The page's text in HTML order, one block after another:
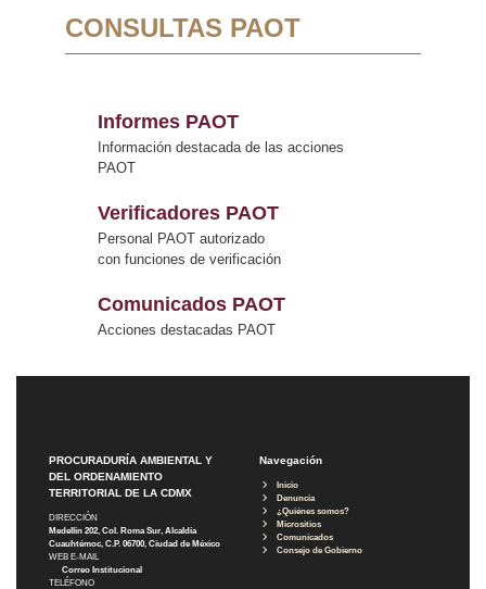
CONSULTAS PAOT
Informes PAOT
Información destacada de las acciones
PAOT
Verificadores PAOT
Personal PAOT autorizado
con funciones de verificación
Comunicados PAOT
Acciones destacadas PAOT
PROCURADURÍA AMBIENTAL Y
DEL ORDENAMIENTO
TERRITORIAL DE LA CDMX
DIRECCIÓN
Medellín 202, Col. Roma Sur, Alcaldía
Cuauhtémoc, C.P. 06700, Ciudad de México
WEB E-MAIL
Correo Institucional
TELÉFONO
Navegación
Inicio
Denuncia
¿Quiénes somos?
Micrositios
Comunicados
Consejo de Gobierno